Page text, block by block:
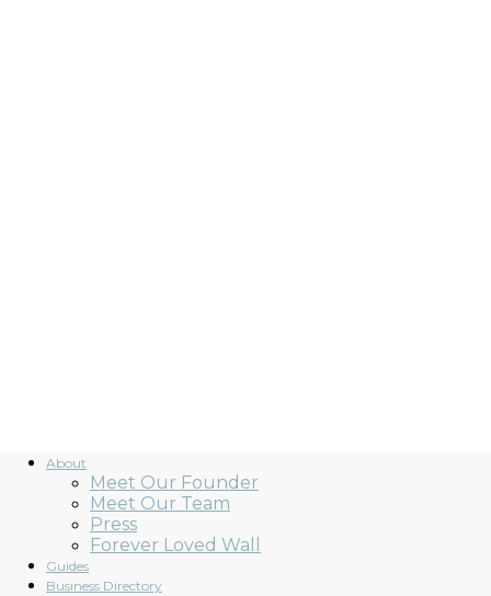
About
Meet Our Founder
Meet Our Team
Press
Forever Loved Wall
Guides
Business Directory